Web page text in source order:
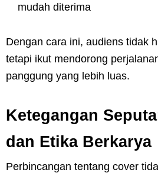
mudah diterima
Dengan cara ini, audiens tidak
tetapi ikut mendorong
panggung yang lebih luas.
Ketegangan
dan Etika Berkarya
Perbincangan tentang cover